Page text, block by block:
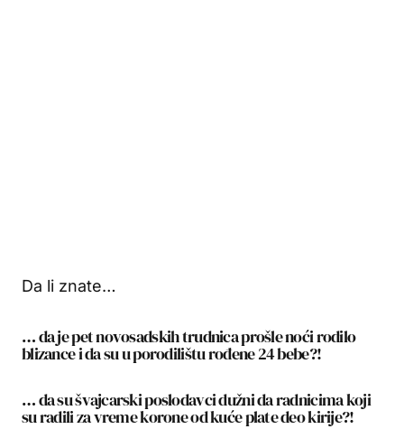
Da li znate…
… da je pet novosadskih trudnica prošle noći rodilo
blizance i da su u porodilištu rođene 24 bebe?!
… da su švajcarski poslodavci dužni da radnicima koji
su radili za vreme korone od kuće plate deo kirije?!